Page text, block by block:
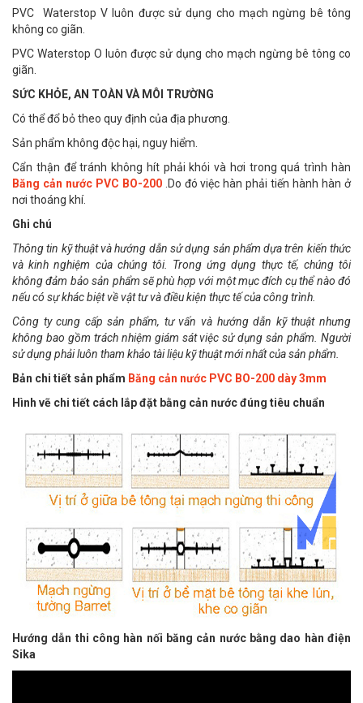
PVC Waterstop V luôn được sử dụng cho mạch ngừng bê tông
không co giãn.
PVC Waterstop O luôn được sử dụng cho mạch ngừng bê tông co
giãn.
SỨC KHỎE, AN TOÀN VÀ MÔI TRƯỜNG
Có thể đổ bỏ theo quy định của địa phương.
Sản phẩm không độc hại, nguy hiểm.
Cẩn thận để tránh không hít phải khói và hơi trong quá trình hàn
Băng cản nước PVC BO-200.Do đó việc hàn phải tiến hành hàn ở
nơi thoáng khí.
Ghi chú
Thông tin kỹ thuật và hướng dẫn sử dụng sản phẩm dựa trên kiến thức
và kinh nghiệm của chúng tôi. Trong ứng dụng thực tế, chúng tôi
không đảm bảo sản phẩm sẽ phù hợp với một mục đích cụ thể nào đó
nếu có sự khác biệt về vật tư và điều kiện thực tế của công trình.
Công ty cung cấp sản phẩm, tư vấn và hướng dẫn kỹ thuật nhưng
không bao gồm trách nhiệm giám sát việc sử dụng sản phẩm. Người
sử dụng phải luôn tham khảo tài liệu kỹ thuật mới nhất của sản phẩm.
Bản chi tiết sản phẩm Băng cản nước PVC BO-200 dày 3mm
Hình vẽ chi tiết cách lắp đặt bằng cản nước đúng tiêu chuẩn
Hướng dẫn thi công hàn nối băng cản nước bằng dao hàn điện
Sika